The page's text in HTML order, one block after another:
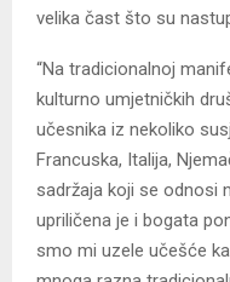
velika čast što su
“Na tradicionalnoj
kulturno umjetničkih
učesnika iz nekoliko
Francuska, Italija,
sadržaja koji se odnosi
upriličena je i bogata
smo mi uzele učešće